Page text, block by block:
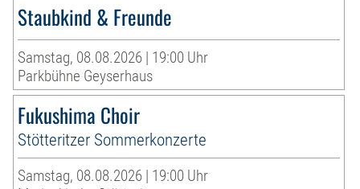
Staubkind & Freunde
Samstag, 08.08.2026 | 19:00 Uhr
Parkbühne Geyserhaus
Fukushima Choir
Stötteritzer Sommerkonzerte
Samstag, 08.08.2026 | 19:00 Uhr